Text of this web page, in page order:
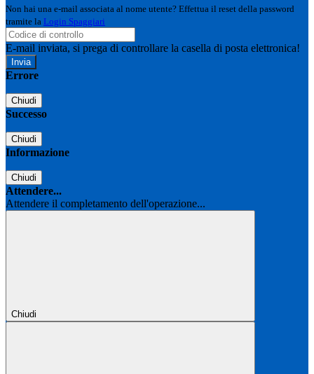
Non hai una e-mail associata al nome utente? Effettua il reset della password
tramite la Login Spaggiari
E-mail inviata, si prega di controllare la casella di posta elettronica!
Errore
Chiudi
Successo
Chiudi
Informazione
Chiudi
Attendere...
Attendere il completamento dell'operazione...
Chiudi